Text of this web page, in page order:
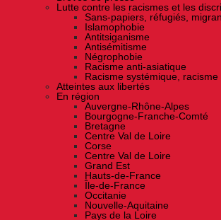
Lutte contre les racismes et les
Sans-papiers, réfugiés,
Islamophobie
Antitsiganisme
Antisémitisme
Négrophobie
Racisme anti-asiatique
Racisme systémique, racisme
Atteintes aux libertés
En région
Auvergne-Rhône-Alpes
Bourgogne-Franche-Comté
Bretagne
Centre Val de Loire
Corse
Centre Val de Loire
Grand Est
Hauts-de-France
Île-de-France
Occitanie
Nouvelle-Aquitaine
Pays de la Loire